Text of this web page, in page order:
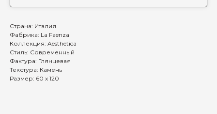
Страна: Италия
Фабрика: La Faenza
Коллекция: Aesthetica
Стиль: Современный
Фактура: Глянцевая
Текстура: Камень
Размер: 60 х 120